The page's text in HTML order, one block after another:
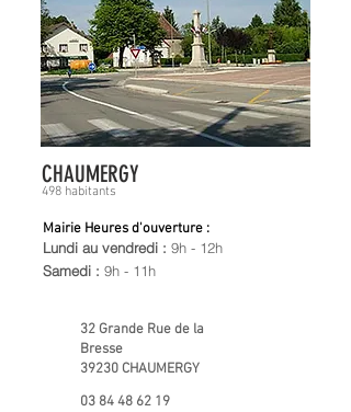
498 habitants
CHAUMERGY
Mairie Heures d'ouverture :
Lundi au vendredi : 9h - 12h
Samedi : 9h - 11h
32 Grande Rue de la
Bresse
39230 CHAUMERGY
03 84 48 62 19